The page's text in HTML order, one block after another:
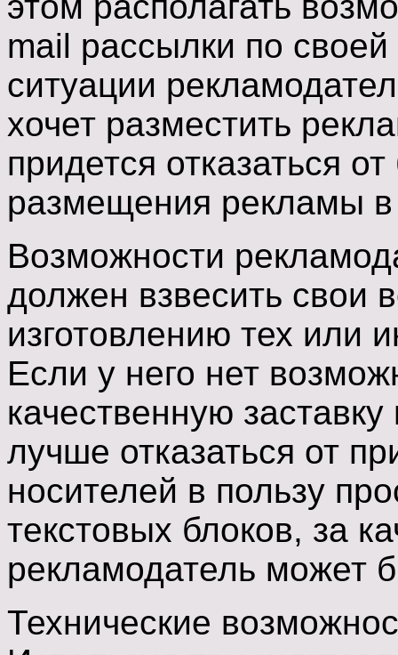
mail рассылки по своей
ситуации
хочет разместить
придется отказаться
размещения рекламы
Возможности
должен взвесить свои
изготовлению тех или
Если у него нет
качественную
лучше отказаться от
носителей в пользу
текстовых блоков, за
рекламодатель может
Технические